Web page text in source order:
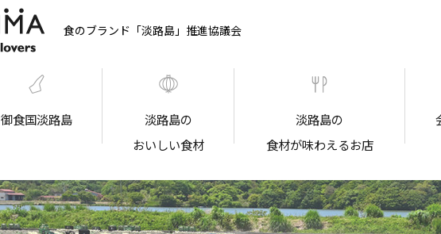
食のブランド「淡路島」推進協議会
御食国淡路島
淡路島の
おいしい食材
淡路島の
食材が味わえるお店